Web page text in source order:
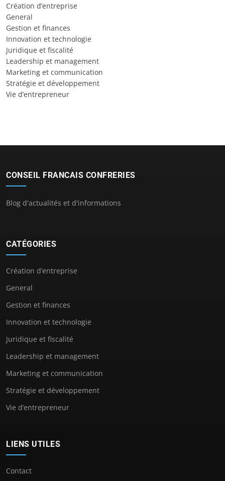
Création d’entreprise
General
Gestion et finances
Innovation et technologie
Juridique et fiscalité
Leadership et management
Marketing et communication
Stratégie et développement
Vie d’entrepreneur
CONSEIL FRANCAIS CONFRERIES
Blog d'actualités et d'informations
CATÉGORIES
Création d’entreprise
General
Gestion et finances
Innovation et technologie
Juridique et fiscalité
Leadership et management
Marketing et communication
Stratégie et développement
Vie d’entrepreneur
LIENS UTILES
Contact